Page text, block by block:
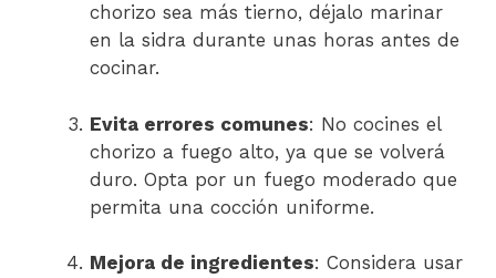
chorizo sea más tierno, déjalo marinar
en la sidra durante unas horas antes de
cocinar.
Evita errores comunes: No cocines el
chorizo a fuego alto, ya que se volverá
duro. Opta por un fuego moderado que
permita una cocción uniforme.
Mejora de ingredientes: Considera usar